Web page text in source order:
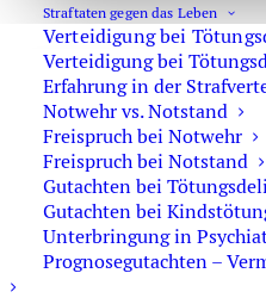
Straftaten gegen das Leben
Verteidigung bei
Verteidigung bei
Erfahrung in der
Notwehr vs. Notstand
Freispruch bei Notwehr
Freispruch bei Notstand
Gutachten bei
Gutachten bei
Unterbringung in
Prognosegutachten –
Urteil wegen
aufgehoben
Manchmal